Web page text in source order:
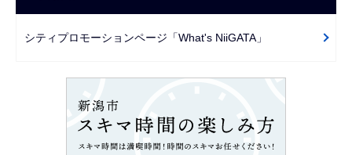
で
ーシティプロモーションページ「What's NiiGATA」